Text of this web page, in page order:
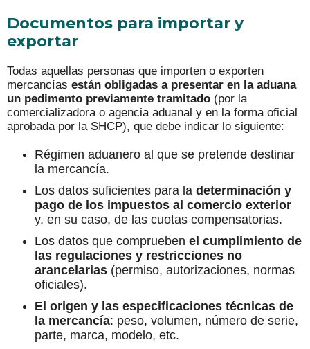
Documentos para importar y
exportar
Todas aquellas personas que importen o exporten
mercancías están obligadas a presentar en la aduana
un pedimento previamente tramitado (por la
comercializadora o agencia aduanal y en la forma oficial
aprobada por la SHCP), que debe indicar lo siguiente:
Régimen aduanero al que se pretende destinar
la mercancía.
Los datos suficientes para la determinación y
pago de los impuestos al comercio exterior
y, en su caso, de las cuotas compensatorias.
Los datos que comprueben el cumplimiento de
las regulaciones y restricciones no
arancelarias (permiso, autorizaciones, normas
oficiales).
El origen y las especificaciones técnicas de
la mercancía: peso, volumen, número de serie,
parte, marca, modelo, etc.